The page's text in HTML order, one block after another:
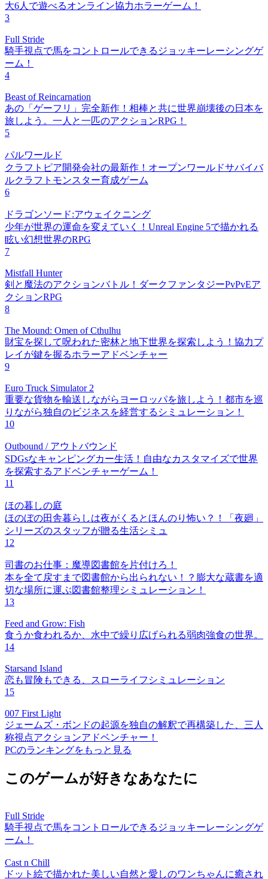
大6人で遊べるオンライン協力ホラーゲーム！
3
Full Stride
騎手視点で馬をコントロールできるジョッキーレーシングゲ
ーム！
4
Beast of Reincarnation
あの「ゲーフリ」完全新作！相棒と共に世界崩壊後の日本を
旅しよう。一人と一匹のアクションRPG！
5
パルワールド
クラフトピア開発会社の最新作！オープンワールドサバイバ
ルクラフトモンスター育成ゲーム
6
ドラゴンソード:アウェイクニング
少年が世界の運命を変えていく！Unreal Engine 5で描かれる
眩い幻想世界のRPG
7
Mistfall Hunter
剣と魔法のアクションバトル！ダークファンタジーPvPvEア
クションRPG
8
The Mound: Omen of Cthulhu
財宝を探して呪われた密林と地下世界を探索しよう！協力プ
レイが鍵を握るホラーアドベンチャー
9
Euro Truck Simulator 2
重要な貨物を輸送しながらヨーロッパを旅しよう！都市を巡
りながら独自のビジネスを経営するシミュレーション！
10
Outbound / アウトバウンド
SDGsなキャンピングカー生活！自由なカスタマイズで世界
を探索するアドベンチャーゲーム！
11
ほの暮しの庭
ほのぼの田舎暮らしは夜がくるとほんのり怖い？！「夜廻」
シリーズのスタッフが贈る生活シミュ
12
司書のお仕事：魔導図書館を片付けろ！
本を全て戻すまで図書館から出られない！？膨大な蔵書を適
切な場所に運ぶ図書館整理シミュレーション！
13
Feed and Grow: Fish
食うか食われるか、水中で繰り広げられる弱肉強食の世界。
14
Starsand Island
恋も冒険もできる、スローライフシミュレーション
15
007 First Light
ジェームズ・ボンドの起源を独自の解釈で再構築した、三人
称視点アクションアドベンチャー！
PCのランキングをもっと見る
このゲームが好きなあなたに
Full Stride
騎手視点で馬をコントロールできるジョッキーレーシングゲ
ーム！
Cast n Chill
ドット絵で描かれた美しい自然と愛しのワンちゃんに癒され